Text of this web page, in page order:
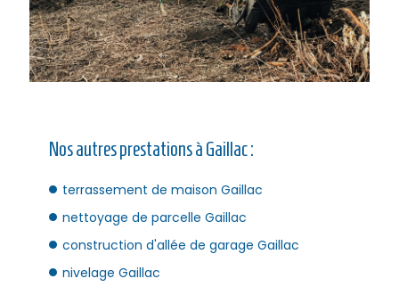
Nos autres prestations à Gaillac :
terrassement de maison Gaillac
nettoyage de parcelle Gaillac
construction d'allée de garage Gaillac
nivelage Gaillac